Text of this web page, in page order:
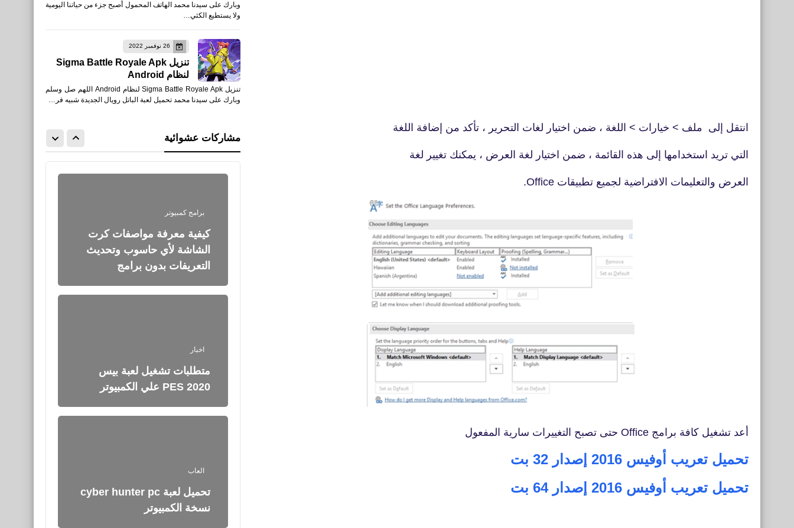
انتقل إلى ملف > خيارات > اللغة ، ضمن اختيار لغات التحرير ، تأكد من إضافة اللغة
التي تريد استخدامها إلى هذه القائمة ، ضمن اختيار لغة العرض ، يمكنك تغيير لغة
العرض والتعليمات الافتراضية لجميع تطبيقات Office.
أعد تشغيل كافة برامج Office حتى تصبح التغييرات سارية المفعول
تحميل تعريب أوفيس 2016 إصدار 32 بت
تحميل تعريب أوفيس 2016 إصدار 64 بت
وبارك على سيدنا محمد الهاتف المحمول أصبح جزء من حياتنا اليومية
ولا يستطيع الكثي…
26 نوفمبر 2022
تنزيل Sigma Battle Royale Apk
لنظام Android
تنزيل Sigma Battle Royale Apk لنظام Android اللهم صل وسلم
وبارك على سيدنا محمد تحميل لعبة الباتل رويال الجديدة شبيه فر…
مشاركات عشوائية
للكمبيوتر والاندرويد والايفون
وبرنامج Steam
العاب
Mobile على الكمبيوتر
06 أغسطس 2019
برامج كمبيوتر
كيفية معرفة مواصفات كرت
الشاشة لأي حاسوب وتحديث
التعريفات بدون برامج
fovtech
05 أغسطس 2019
اخبار
متطلبات تشغيل لعبة بيس
PES 2020 علي الكمبيوتر
العاب
تحميل لعبة cyber hunter pc
نسخة الكمبيوتر